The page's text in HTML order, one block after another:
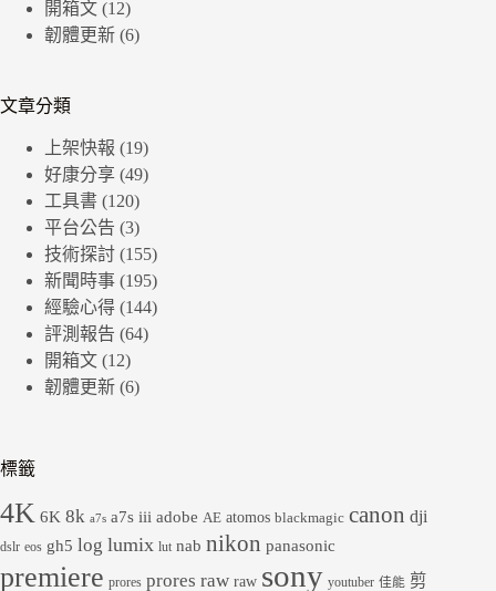
開箱文 (12)
韌體更新 (6)
文章分類
上架快報 (19)
好康分享 (49)
工具書 (120)
平台公告 (3)
技術探討 (155)
新聞時事 (195)
經驗心得 (144)
評測報告 (64)
開箱文 (12)
韌體更新 (6)
標籤
4K 6K 8k a7s a7s iii adobe AE atomos blackmagic canon dji
dslr eos gh5 log lumix lut nab nikon panasonic
premiere prores prores raw raw sony youtuber 佳能 剪